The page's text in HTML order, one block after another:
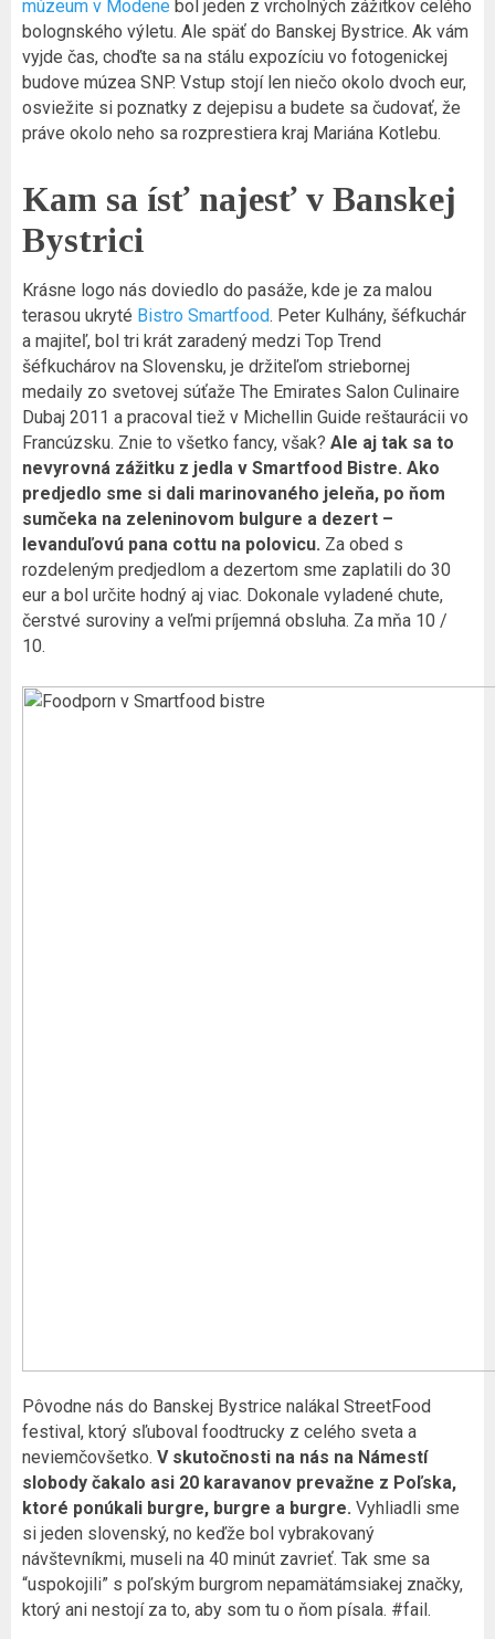
múzeum v Modene bol jeden z vrcholných zážitkov celého
bolognského výletu. Ale späť do Banskej Bystrice. Ak vám
vyjde čas, choďte sa na stálu expozíciu vo fotogenickej
budove múzea SNP. Vstup stojí len niečo okolo dvoch eur,
osviežite si poznatky z dejepisu a budete sa čudovať, že
práve okolo neho sa rozprestiera kraj Mariána Kotlebu.
Kam sa ísť najesť v Banskej
Bystrici
Krásne logo nás doviedlo do pasáže, kde je za malou
terasou ukryté Bistro Smartfood. Peter Kulhány, šéfkuchár
a majiteľ, bol tri krát zaradený medzi Top Trend
šéfkuchárov na Slovensku, je držiteľom striebornej
medaily zo svetovej súťaže The Emirates Salon Culinaire
Dubaj 2011 a pracoval tiež v Michellin Guide reštaurácii vo
Francúzsku. Znie to všetko fancy, však? Ale aj tak sa to
nevyrovná zážitku z jedla v Smartfood Bistre. Ako
predjedlo sme si dali marinovaného jeleňa, po ňom
sumčeka na zeleninovom bulgure a dezert –
levanduľovú pana cottu na polovicu. Za obed s
rozdeleným predjedlom a dezertom sme zaplatili do 30
eur a bol určite hodný aj viac. Dokonale vyladené chute,
čerstvé suroviny a veľmi príjemná obsluha. Za mňa 10 /
10.
Pôvodne nás do Banskej Bystrice nalákal StreetFood
festival, ktorý sľuboval foodtrucky z celého sveta a
neviemčovšetko. V skutočnosti na nás na Námestí
slobody čakalo asi 20 karavanov prevažne z Poľska,
ktoré ponúkali burgre, burgre a burgre. Vyhliadli sme
si jeden slovenský, no keďže bol vybrakovaný
návštevníkmi, museli na 40 minút zavrieť. Tak sme sa
“uspokojili” s poľským burgrom nepamätámsiakej značky,
ktorý ani nestojí za to, aby som tu o ňom písala. #fail.